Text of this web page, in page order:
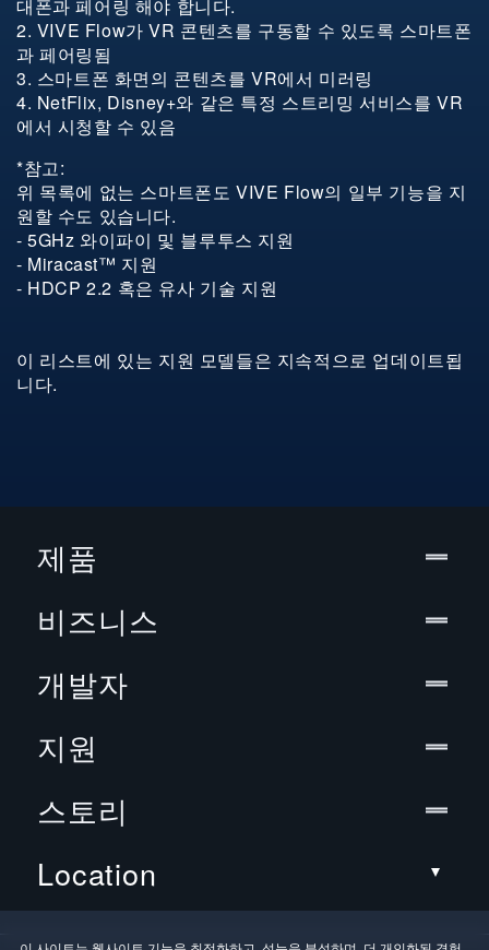
Asus ROG Phone
∨ ∨
─
Asus ROG Phone 5s
∨ ∨
Asus ROG Phone II
∨ ∨
∨
Asus ZenFone 8
∨ ∨
∨
HTC Desire 22 pro
∨ ∨
HTC U11
HTC U12+
∨ ∨
∨
HTC U20 5G
HTC U24 Pro
∨ ∨
∨
Honor 50 Pro
Huawei Mate 30 Pro
Huawei P30
Huawei P30 Pro
Huawei P40 Pro
Huawei P50
Microsoft Surface Duo
대폰과 페어링 해야 합니다.
2. VIVE Flow가 VR 콘텐츠를 구동할 수 있도록 스마트폰
과 페어링됨
3. 스마트폰 화면의 콘텐츠를 VR에서 미러링
4. NetFlix, Disney+와 같은 특정 스트리밍 서비스를 VR
에서 시청할 수 있음
*참고:
위 목록에 없는 스마트폰도 VIVE Flow의 일부 기능을 지
원할 수도 있습니다.
- 5GHz 와이파이 및 블루투스 지원
- Miracast™ 지원
- HDCP 2.2 혹은 유사 기술 지원
이 리스트에 있는 지원 모델들은 지속적으로 업데이트됩
니다.
제품
비즈니스
개발자
지원
스토리
Location